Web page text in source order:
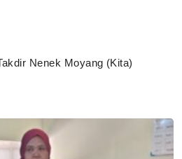
Nenek Moyang (Kita)